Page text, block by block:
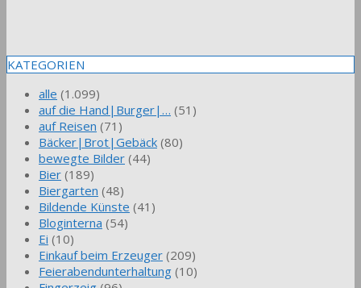
KATEGORIEN
alle (1.099)
auf die Hand|Burger|… (51)
auf Reisen (71)
Bäcker|Brot|Gebäck (80)
bewegte Bilder (44)
Bier (189)
Biergarten (48)
Bildende Künste (41)
Bloginterna (54)
Ei (10)
Einkauf beim Erzeuger (209)
Feierabendunterhaltung (10)